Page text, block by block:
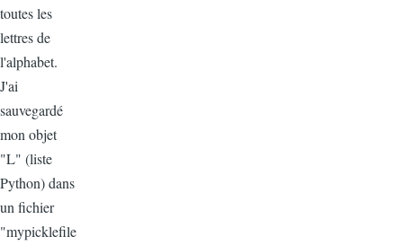
toutes les
lettres de
l'alphabet.
J'ai
sauvegardé
mon objet
"L" (liste
Python) dans
un fichier
"mypicklefile